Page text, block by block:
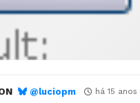
@luciopm há 15 anos